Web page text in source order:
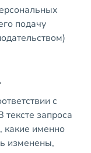
подачу
с
запроса
какие именно
изменены,